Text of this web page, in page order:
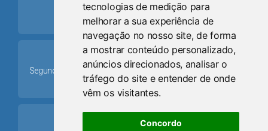
tecnologias de medição para
melhorar a sua experiência de
navegação no nosso site, de forma
a mostrar conteúdo personalizado,
anúncios direcionados, analisar o
tráfego do site e entender de onde
vêm os visitantes.
Concordo
Telefone
(51) 9 8024-0884
Schedule
Segunda-feira a Sexta-feira: 08h às 12h e das 13h30min às
17h30min
mail